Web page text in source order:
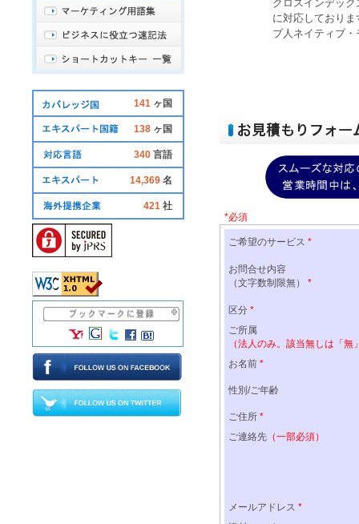
クロスインデック
に対応しており
ブ人 ネイティブ
141 ヶ国
138 ヶ国
340 言語
14,369 名
421 社